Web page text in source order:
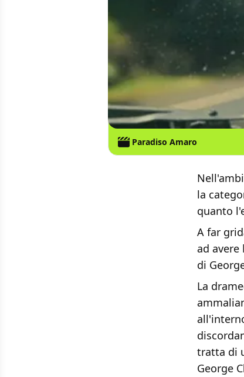
Paradiso Amaro
la
quanto
A far
ad
di
La
tratta di
George